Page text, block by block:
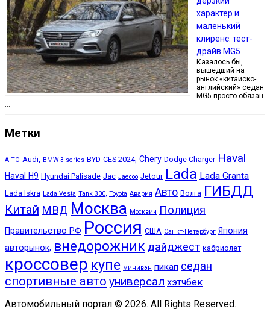
характер и
маленький
клиренс: тест-
драйв MG5
Казалось бы,
вышедший на
рынок «китайско-
английский» седан
MG5 просто обязан
…
Метки
AITO Audi, BMW 3-series BYD CES-2024, Chery Dodge Charger Haval
Haval H9 Hyundai Palisade Jac Jaecoo Jetour Lada Lada Granta
Lada Iskra Lada Vesta Tank 300, Toyota Авария Авто Волга ГИБДД
Китай МВД Москва Москвич Полиция
Правительство РФ Россия США Санкт-Петербург Япония
авторынок, внедорожник дайджест кабриолет
кроссовер купе минивэн пикап седан
спортивные авто универсал хэтчбек
Автомобильный портал © 2026. All Rights Reserved.